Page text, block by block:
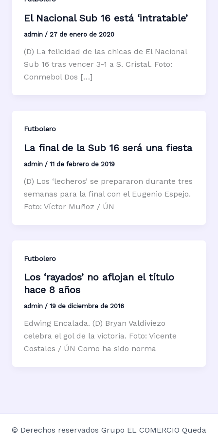
El Nacional Sub 16 está ‘intratable’
admin / 27 de enero de 2020
(D) La felicidad de las chicas de El Nacional
Sub 16 tras vencer 3-1 a S. Cristal. Foto:
Conmebol Dos […]
Futbolero
La final de la Sub 16 será una fiesta
admin / 11 de febrero de 2019
(D) Los ‘lecheros’ se prepararon durante tres
semanas para la final con el Eugenio Espejo.
Foto: Víctor Muñoz / ÚN
Futbolero
Los ‘rayados’ no aflojan el título
hace 8 años
admin / 19 de diciembre de 2016
Edwing Encalada. (D) Bryan Valdiviezo
celebra el gol de la victoria. Foto: Vicente
Costales / ÚN Como ha sido norma
© Derechos reservados Grupo EL COMERCIO Queda